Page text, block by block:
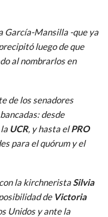
García-Mansilla -que ya
luego de que
al nombrarlos en
de los senadores
desde
UCR, y hasta elPRO
para el quórum y el
la kirchneristaSilvia
de Victoria
Unidos y ante la